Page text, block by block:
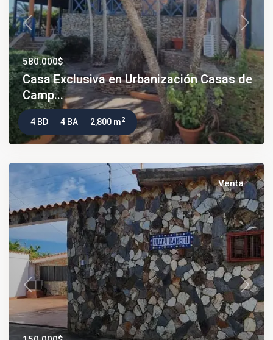
Previous Next
580.000$
Casa Exclusiva en Urbanización Casas de
Camp...
4 BD 4 BA 2,800 m2
Venta
Previous Next